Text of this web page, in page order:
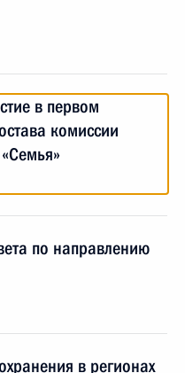
в первом
комиссии
по направлению
в регионах